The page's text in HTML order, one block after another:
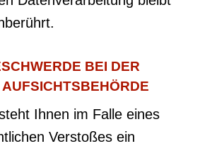
BEI DER
Ihnen im Falle eines
Verstoßes ein